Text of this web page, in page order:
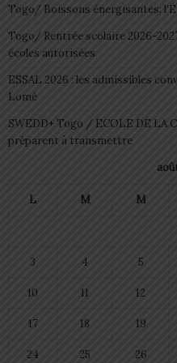
Togo/ Boissons énergisantes:
Togo/ Rentrée scolaire 2026-
écoles autorisées
ESSAL 2026 : les admissibles
Lomé
SWEDD+ Togo / ECOLE DE LA
préparent à transmettre
L M M
3 4 5
10 11 12
17 18 19
24 25 26